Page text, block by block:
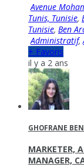
Avenue
Tunis, Tunisie,
Tunisie, Ben
Administratif,
+ Favoris
il y a 2 ans
GHOFRANE
MARKETER,
MANAGER,